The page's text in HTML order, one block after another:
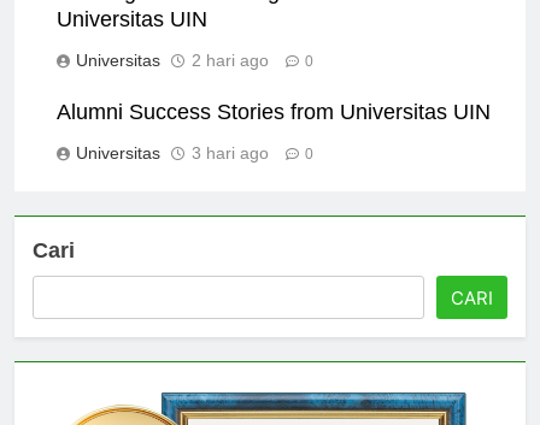
Universitas UIN
Universitas 2 hari ago 0
Alumni Success Stories from Universitas UIN
Universitas 3 hari ago 0
Cari
CARI